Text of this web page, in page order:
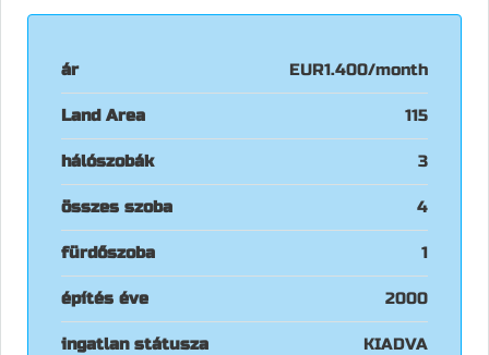
ár EUR1.400/month
Land Area 115
hálószobák 3
összes szoba 4
fürdőszoba 1
építés éve 2000
ingatlan státusza KIADVA